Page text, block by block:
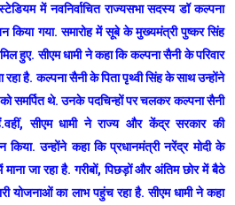
में नवनिर्वाचित राज्यसभा सदस्य डॉ कल्पना
किया गया. समारोह में सूबे के मुख्यमंत्री पुष्कर सिंह
हुए. सीएम धामी ने कहा कि कल्पना सैनी के परिवार
रहा है. कल्पना सैनी के पिता पृथ्वी सिंह के साथ उन्होंने
समर्पित थे. उनके पदचिन्हों पर चलकर कल्पना सैनी
सीएम धामी ने राज्य और केंद्र सरकार की
उन्होंने कहा कि प्रधानमंत्री नरेंद्र मोदी के
माना जा रहा है. गरीबों, पिछड़ों और अंतिम छोर में बैठे
योजनाओं का लाभ पहुंच रहा है. सीएम धामी ने कहा